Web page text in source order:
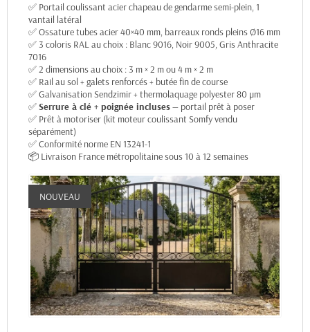
✅ Portail coulissant acier chapeau de gendarme semi-plein, 1
vantail latéral
✅ Ossature tubes acier 40×40 mm, barreaux ronds pleins Ø16 mm
✅ 3 coloris RAL au choix : Blanc 9016, Noir 9005, Gris Anthracite
7016
✅ 2 dimensions au choix : 3 m × 2 m ou 4 m × 2 m
✅ Rail au sol + galets renforcés + butée fin de course
✅ Galvanisation Sendzimir + thermolaquage polyester 80 µm
✅Serrure à clé + poignée incluses— portail prêt à poser
✅ Prêt à motoriser (kit moteur coulissant Somfy vendu
séparément)
✅ Conformité norme EN 13241-1
📦 Livraison France métropolitaine sous 10 à 12 semaines
NOUVEAU